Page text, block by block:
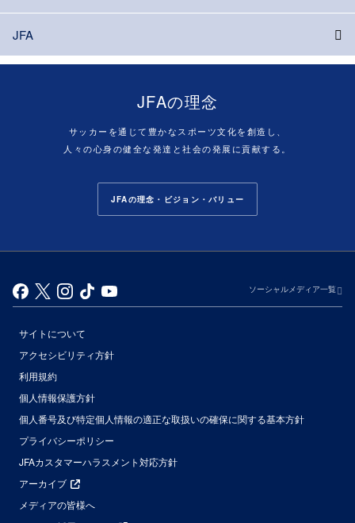
JFA
JFAの理念
サッカーを通じて豊かなスポーツ文化を創造し、
人々の心身の健全な発達と社会の発展に貢献する。
JFAの理念・ビジョン・バリュー
ソーシャルメディア一覧
サイトについて
アクセシビリティ方針
利用規約
個人情報保護方針
個人番号及び特定個人情報の適正な取扱いの確保に関する基本方針
プライバシーポリシー
JFAカスタマーハラスメント対応方針
アーカイブ
メディアの皆様へ